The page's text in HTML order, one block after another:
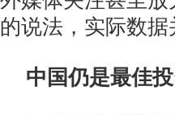
的说法，实际数
中国仍是最佳